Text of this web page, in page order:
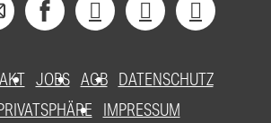
JOBS AGB DATENSCHUTZ
IMPRESSUM